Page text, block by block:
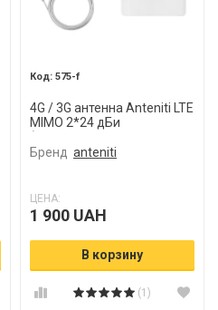
575-f
4G / 3G антенна Anteniti LTE
MIMO 2*24 дБи
сигнала)
Бренд anteniti
ЦЕНА:
1 900 UAH
В корзину
(1)